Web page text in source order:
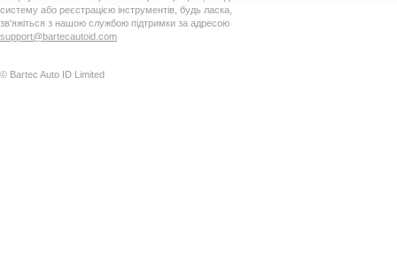
систему або реєстрацією інструментів, будь ласка,
зв'яжіться з нашою службою підтримки за адресою
support@bartecautoid.com
© Bartec Auto ID Limited